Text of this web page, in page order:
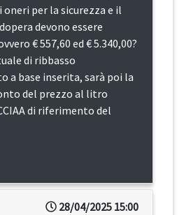
per la sicurezza e il
devono essere
€ 557,60 ed € 5.340,00?
di ribbasso
a base inserita, sarà poi la
del prezzo al litro
di riferimento del
28/04/2025 15:00